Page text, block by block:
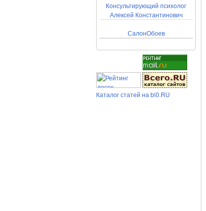
Консультирующий психолог
Алексей Константинович
СалонОбоев
Каталог статей на bi0.RU